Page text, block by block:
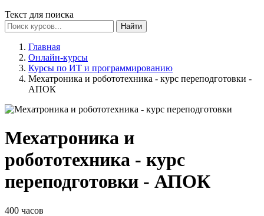
Текст для поиска
Найти
Главная
Онлайн-курсы
Курсы по ИТ и программированию
Мехатроника и робототехника - курс переподготовки -
АПОК
Мехатроника и
робототехника - курс
переподготовки - АПОК
400 часов